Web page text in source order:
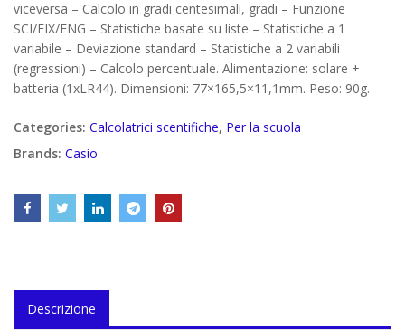
viceversa – Calcolo in gradi centesimali, gradi – Funzione
SCI/FIX/ENG – Statistiche basate su liste – Statistiche a 1
variabile – Deviazione standard – Statistiche a 2 variabili
(regressioni) – Calcolo percentuale. Alimentazione: solare +
batteria (1xLR44). Dimensioni: 77×165,5×11,1mm. Peso: 90g.
Categories: Calcolatrici scentifiche, Per la scuola
Brands: Casio
Descrizione